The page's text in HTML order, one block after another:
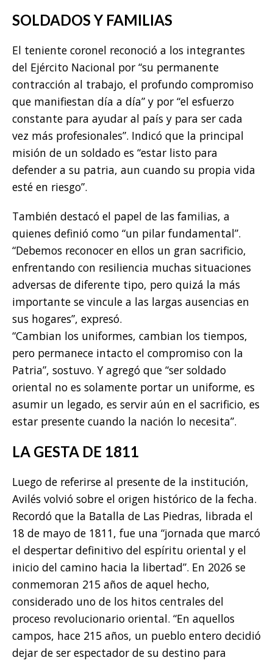
SOLDADOS Y FAMILIAS
El teniente coronel reconoció a los integrantes
del Ejército Nacional por “su permanente
contracción al trabajo, el profundo compromiso
que manifiestan día a día” y por “el esfuerzo
constante para ayudar al país y para ser cada
vez más profesionales”. Indicó que la principal
misión de un soldado es “estar listo para
defender a su patria, aun cuando su propia vida
esté en riesgo”.
También destacó el papel de las familias, a
quienes definió como “un pilar fundamental”.
“Debemos reconocer en ellos un gran sacrificio,
enfrentando con resiliencia muchas situaciones
adversas de diferente tipo, pero quizá la más
importante se vincule a las largas ausencias en
sus hogares”, expresó.
“Cambian los uniformes, cambian los tiempos,
pero permanece intacto el compromiso con la
Patria”, sostuvo. Y agregó que “ser soldado
oriental no es solamente portar un uniforme, es
asumir un legado, es servir aún en el sacrificio, es
estar presente cuando la nación lo necesita”.
LA GESTA DE 1811
Luego de referirse al presente de la institución,
Avilés volvió sobre el origen histórico de la fecha.
Recordó que la Batalla de Las Piedras, librada el
18 de mayo de 1811, fue una “jornada que marcó
el despertar definitivo del espíritu oriental y el
inicio del camino hacia la libertad”. En 2026 se
conmemoran 215 años de aquel hecho,
considerado uno de los hitos centrales del
proceso revolucionario oriental. “En aquellos
campos, hace 215 años, un pueblo entero decidió
dejar de ser espectador de su destino para